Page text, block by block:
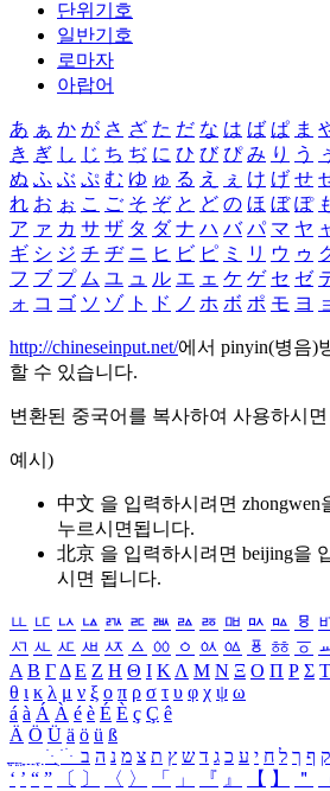
단위기호
일반기호
로마자
아랍어
あ ぁ か が さ ざ た だ な は ば ぱ ま
き ぎ し じ ち ぢ に ひ び ぴ み り う
ぬ ふ ぶ ぷ む ゆ ゅ る え ぇ け げ せ
れ お ぉ こ ご そ ぞ と ど の ほ ぼ ぽ
ア ァ カ サ ザ タ ダ ナ ハ バ パ マ ヤ
ギ シ ジ チ ヂ ニ ヒ ビ ピ ミ リ ウ ゥ
フ ブ プ ム ユ ュ ル エ ェ ケ ゲ セ ゼ
ォ コ ゴ ソ ゾ ト ド ノ ホ ボ ポ モ ヨ
http://chineseinput.net/에서 pinyin(병음)
할 수 있습니다.
변환된 중국어를 복사하여 사용하시
예시)
中文 을 입력하시려면 zhongwen
누르시면됩니다.
北京 을 입력하시려면 beijing을
시면 됩니다.
ㅥ ㅦ ㅧ ㅨ ㅩ ㅪ ㅫ ㅬ ㅭ ㅮ ㅯ ㅰ ㅱ
ㅺ ㅻ ㅼ ㅽ ㅾ ㅿ ㆀ ㆁ ㆂ ㆃ ㆄ ㆅ ㆆ
Α Β ΓΔ Ε Ζ Η Θ Ι ΚΛ Μ Ν Ξ Ο Π Ρ Σ Τ
θ ι κ λ μ ν ξ ο π ρ σ τ υ φ χ ψ ω
á à Á À é è É È ç Ç ê
Ä Ö Ü ä ö ü ß
ִֶֹ ֻּ ׁׂ ק ף ך ל ח י ע כ ג ד ש ץ ת צ מ נ ה ב
‘ ’ “ ” 〔 〕 〈 〉 「 」 『 』 【 】 ＂